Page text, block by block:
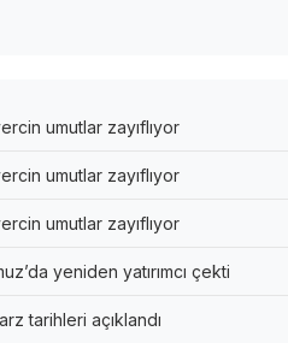
umutlar zayıflıyor
umutlar zayıflıyor
umutlar zayıflıyor
yeniden yatırımcı çekti
tarihleri açıklandı